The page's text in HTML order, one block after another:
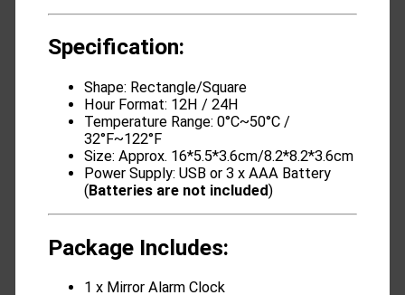
Specification:
Shape: Rectangle/Square
Hour Format: 12H / 24H
Temperature Range: 0°C~50°C /
32°F~122°F
Size: Approx. 16*5.5*3.6cm/8.2*8.2*3.6cm
Power Supply: USB or 3 x AAA Battery
(Batteries are not included)
Package Includes:
1 x Mirror Alarm Clock